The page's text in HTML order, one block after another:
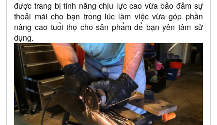
được trang bị tính năng chịu lực cao vừa bảo đảm sự
thoải mái cho bạn trong lúc làm việc vừa góp phần
nâng cao tuổi thọ cho sản phẩm để bạn yên tâm sử
dụng.